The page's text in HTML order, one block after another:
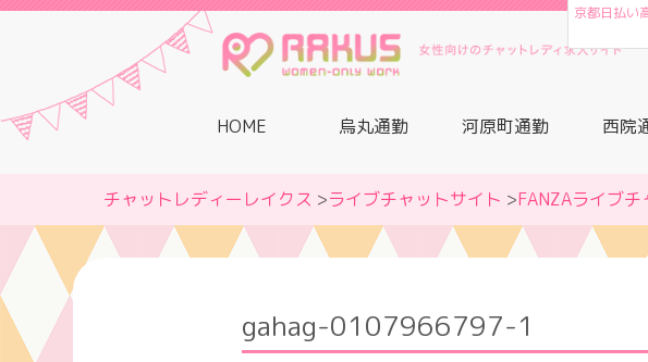
京都日払い
HOME 烏丸通勤 河原町通勤 西院
チャットレディーレイクス >ライブチャットサイト >FANZAライブチ
gahag-0107966797-1